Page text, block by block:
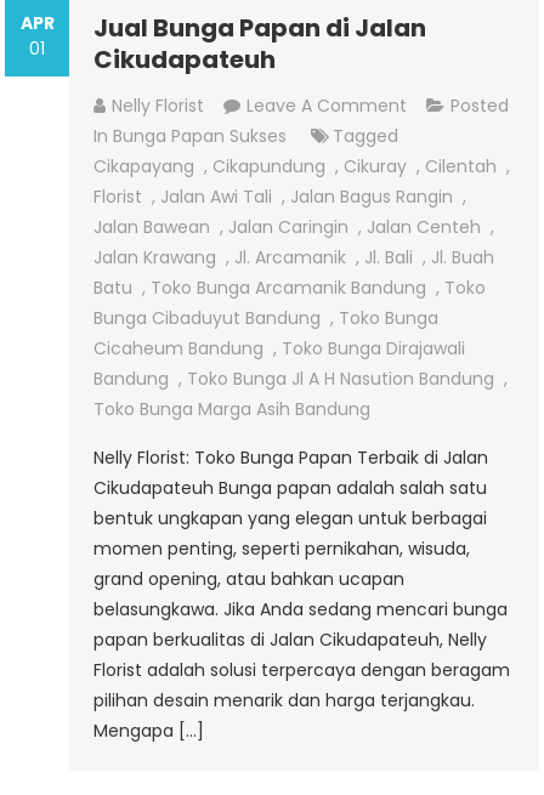
APR
01
Jual Bunga Papan di Jalan
Cikudapateuh
Nelly Florist Leave A Comment On
Bunga
Papan
Di
Jalan
Cikudapateuh
Posted
In Bunga Papan Sukses
Tagged
Cikapayang , Cikapundung , Cikuray , Cilentah ,
Florist , Jalan Awi Tali , Jalan Bagus Rangin ,
Jalan Bawean , Jalan Caringin , Jalan Centeh ,
Jalan Krawang , Jl. Arcamanik , Jl. Bali , Jl. Buah
Batu , Toko Bunga Arcamanik Bandung , Toko
Bunga Cibaduyut Bandung , Toko Bunga
Cicaheum Bandung , Toko Bunga Dirajawali
Bandung , Toko Bunga Jl A H Nasution Bandung ,
Toko Bunga Marga Asih Bandung
Nelly Florist: Toko Bunga Papan Terbaik di Jalan
Cikudapateuh Bunga papan adalah salah satu
bentuk ungkapan yang elegan untuk berbagai
momen penting, seperti pernikahan, wisuda,
grand opening, atau bahkan ucapan
belasungkawa. Jika Anda sedang mencari bunga
papan berkualitas di Jalan Cikudapateuh, Nelly
Florist adalah solusi terpercaya dengan beragam
pilihan desain menarik dan harga terjangkau.
Mengapa […]